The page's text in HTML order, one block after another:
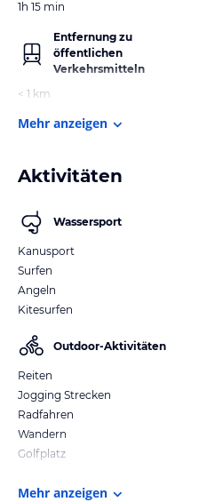
1h 15 min
Entfernung zu
öffentlichen
Verkehrsmitteln
< 1 km
Mehr anzeigen
Aktivitäten
Wassersport
Kanusport
Surfen
Angeln
Kitesurfen
Outdoor-Aktivitäten
Reiten
Jogging Strecken
Radfahren
Wandern
Golfplatz
Mehr anzeigen